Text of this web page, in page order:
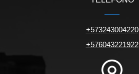
+573243004220
+576043221922